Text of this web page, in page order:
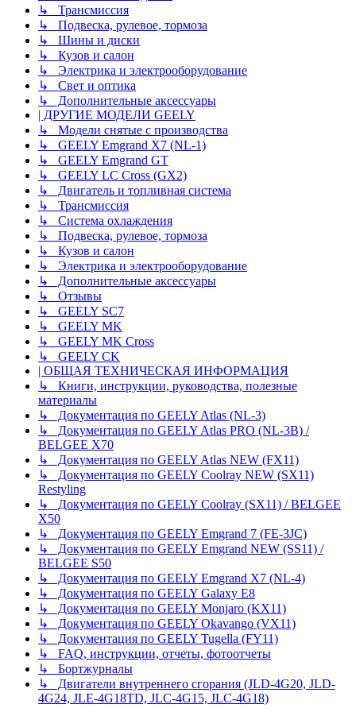
↳ Трансмиссия
↳ Подвеска, рулевое, тормоза
↳ Шины и диски
↳ Кузов и салон
↳ Электрика и электрооборудование
↳ Свет и оптика
↳ Дополнительные аксессуары
| ДРУГИЕ МОДЕЛИ GEELY
↳ Модели снятые с производства
↳ GEELY Emgrand X7 (NL-1)
↳ GEELY Emgrand GT
↳ GEELY LC Cross (GX2)
↳ Двигатель и топливная система
↳ Трансмиссия
↳ Система охлаждения
↳ Подвеска, рулевое, тормоза
↳ Кузов и салон
↳ Электрика и электрооборудование
↳ Дополнительные аксессуары
↳ Отзывы
↳ GEELY SC7
↳ GEELY MK
↳ GEELY MK Cross
↳ GEELY CK
| ОБЩАЯ ТЕХНИЧЕСКАЯ ИНФОРМАЦИЯ
↳ Книги, инструкции, руководства, полезные
материалы
↳ Документация по GEELY Atlas (NL-3)
↳ Документация по GEELY Atlas PRO (NL-3B) /
BELGEE X70
↳ Документация по GEELY Atlas NEW (FX11)
↳ Документация по GEELY Coolray NEW (SX11)
Restyling
↳ Документация по GEELY Coolray (SX11) / BELGEE
X50
↳ Документация по GEELY Emgrand 7 (FE-3JC)
↳ Документация по GEELY Emgrand NEW (SS11) /
BELGEE S50
↳ Документация по GEELY Emgrand X7 (NL-4)
↳ Документация по GEELY Galaxy E8
↳ Документация по GEELY Monjaro (KX11)
↳ Документация по GEELY Okavango (VX11)
↳ Документация по GEELY Tugella (FY11)
↳ FAQ, инструкции, отчеты, фотоотчеты
↳ Бортжурналы
↳ Двигатели внутреннего сгорания (JLD-4G20, JLD-
4G24, JLE-4G18TD, JLC-4G15, JLC-4G18)